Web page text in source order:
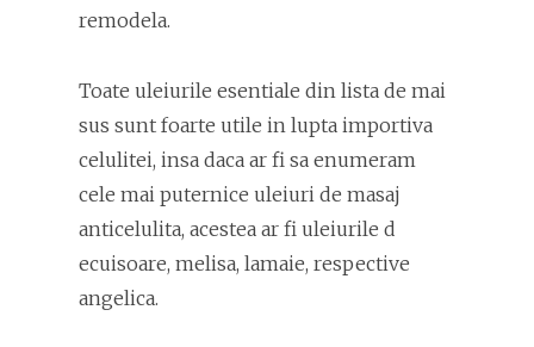
remodela.
Toate uleiurile esentiale din lista de mai
sus sunt foarte utile in lupta importiva
celulitei, insa daca ar fi sa enumeram
cele mai puternice uleiuri de masaj
anticelulita, acestea ar fi uleiurile d
ecuisoare, melisa, lamaie, respective
angelica.